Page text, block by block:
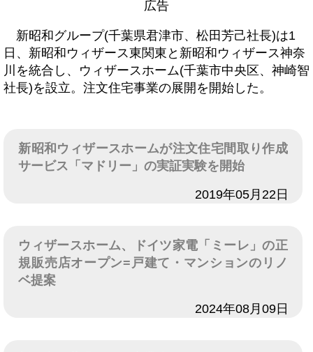
広告
新昭和グループ(千葉県君津市、松田芳己社長)は1
日、新昭和ウィザース東関東と新昭和ウィザース神奈
川を統合し、ウィザースホーム(千葉市中央区、神崎智
社長)を設立。注文住宅事業の展開を開始した。
新昭和ウィザースホームが注文住宅間取り作成
サービス「マドリー」の実証実験を開始
2019年05月22日
ウィザースホーム、ドイツ家電「ミーレ」の正
規販売店オープン=戸建て・マンションのリノ
ベ提案
2024年08月09日